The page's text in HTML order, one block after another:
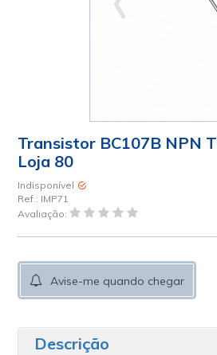
Transistor BC107B NPN
Loja 80
Indisponível
Ref.: IMP71
Avaliação:
Avise-me quando chegar
Descrição